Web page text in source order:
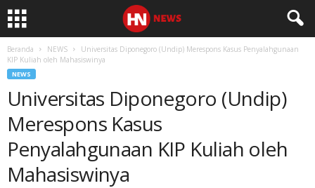
Beranda NEWS
Universitas Diponegoro (Undip) Merespons Kasus Penyalahgunaan
KIP Kuliah oleh Mahasiswinya
NEWS
Universitas Diponegoro (Undip)
Merespons Kasus
Penyalahgunaan KIP Kuliah oleh
Mahasiswinya